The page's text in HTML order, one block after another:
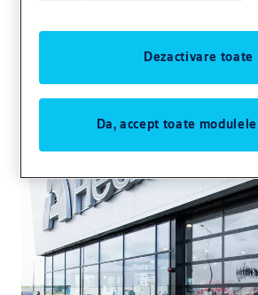
Ușă industrială
secțională complet
vitrată
Distribuție și logistică Fabrici Crawford
Dezactivare toate
Da, accept toate